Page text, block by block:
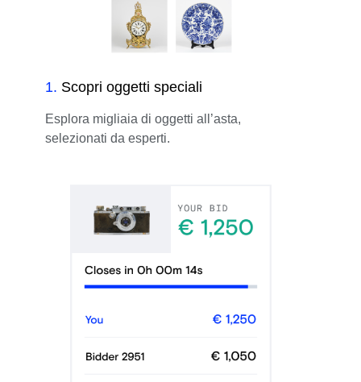
1. Scopri oggetti speciali
Esplora migliaia di oggetti all’asta,
selezionati da esperti.